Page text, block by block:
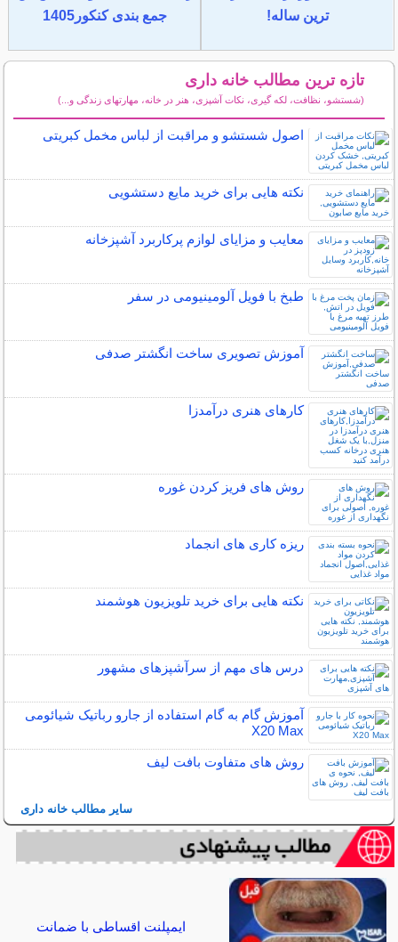
ترین ساله!
جمع بندی کنکور1405
تازه ترین مطالب خانه داری
(شستشو، نظافت، لکه گیری، نکات آشپزی، هنر در خانه، مهارتهای زندگی و...)
اصول شستشو و مراقبت از لباس مخمل کبریتی
نکته هایی برای خرید مایع دستشویی
معایب و مزایای لوازم پرکاربرد آشپزخانه
طبخ با فویل آلومینیومی در سفر
آموزش تصویری ساخت انگشتر صدفی
کارهای هنری درآمدزا
روش های فریز کردن غوره
ریزه کاری های انجماد
نکته هایی برای خرید تلویزیون هوشمند
درس های مهم از سرآشپزهای مشهور
آموزش گام به گام استفاده از جارو رباتیک شیائومی
X20 Max
روش های متفاوت بافت لیف
سایر مطالب خانه داری
ایمپلنت اقساطی با ضمانت